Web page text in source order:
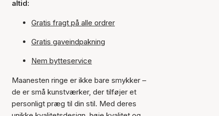
altid:
Gratis fragt på alle ordrer
Gratis gaveindpakning
Nem bytteservice
Maanesten ringe er ikke bare smykker –
de er små kunstværker, der tilføjer et
personligt præg til din stil. Med deres